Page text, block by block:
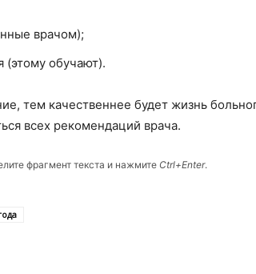
врачом);
(этому обучают).
тем качественнее будет жизнь
всех рекомендаций врача.
фрагмент текста и нажмите Ctrl+Enter.